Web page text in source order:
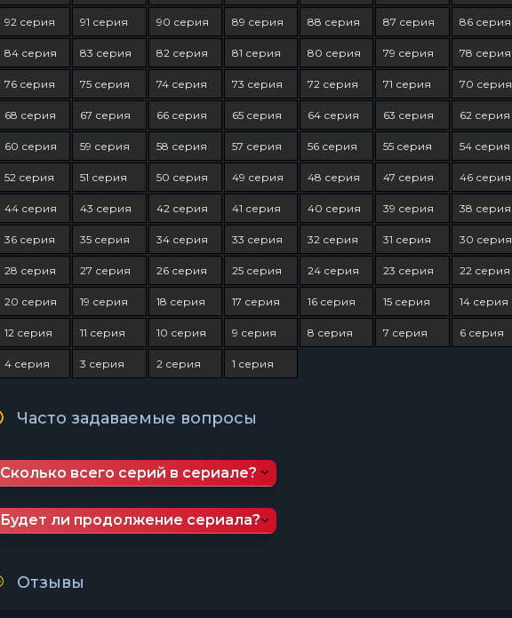
92 серия 91 серия 90 серия 89 серия 88 серия 87 серия 86 серия
84 серия 83 серия 82 серия 81 серия 80 серия 79 серия 78 серия
76 серия 75 серия 74 серия 73 серия 72 серия 71 серия 70 серия
68 серия 67 серия 66 серия 65 серия 64 серия 63 серия 62 серия
60 серия 59 серия 58 серия 57 серия 56 серия 55 серия 54 серия
52 серия 51 серия 50 серия 49 серия 48 серия 47 серия 46 серия
44 серия 43 серия 42 серия 41 серия 40 серия 39 серия 38 серия
36 серия 35 серия 34 серия 33 серия 32 серия 31 серия 30 серия
28 серия 27 серия 26 серия 25 серия 24 серия 23 серия 22 серия
20 серия 19 серия 18 серия 17 серия 16 серия 15 серия 14 серия
12 серия 11 серия 10 серия 9 серия 8 серия 7 серия 6 серия
4 серия 3 серия 2 серия 1 серия
Часто задаваемые вопросы
Сколько всего серий в сериале?
Будет ли продолжение сериала?
Отзывы